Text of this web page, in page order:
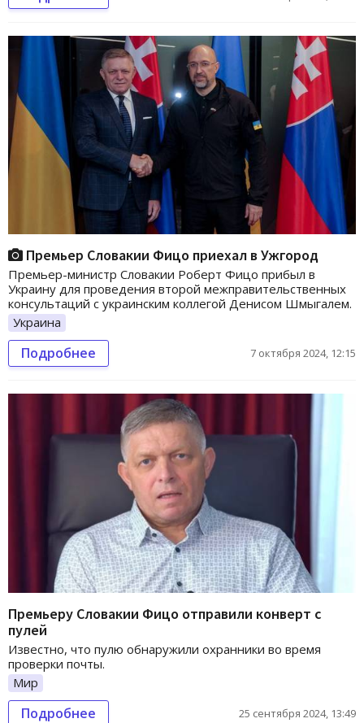
Премьер Словакии Фицо приехал в Ужгород
Премьер-министр Словакии Роберт Фицо прибыл в
Украину для проведения второй межправительственных
консультаций с украинским коллегой Денисом Шмыгалем.
Украина
Подробнее 7 октября 2024, 12:15
Премьеру Словакии Фицо отправили конверт с
пулей
Известно, что пулю обнаружили охранники во время
проверки почты.
Мир
Подробнее 25 сентября 2024, 13:49